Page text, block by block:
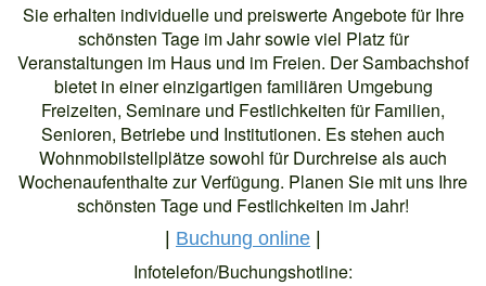
Sie erhalten individuelle und preiswerte Angebote für Ihre
schönsten Tage im Jahr sowie viel Platz für
Veranstaltungen im Haus und im Freien. Der Sambachshof
bietet in einer einzigartigen familiären Umgebung
Freizeiten, Seminare und Festlichkeiten für Familien,
Senioren, Betriebe und Institutionen. Es stehen auch
Wohnmobilstellplätze sowohl für Durchreise als auch
Wochenaufenthalte zur Verfügung. Planen Sie mit uns Ihre
schönsten Tage und Festlichkeiten im Jahr!
| Buchung online |
Infotelefon/Buchungshotline: